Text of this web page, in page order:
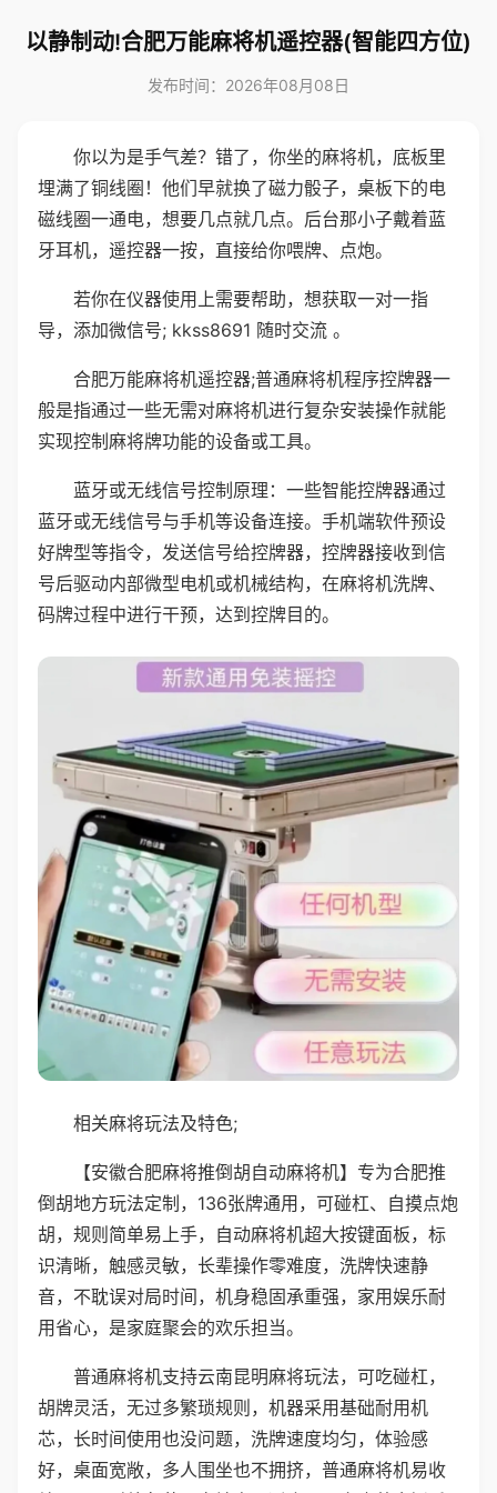
以静制动!合肥万能麻将机遥控器(智能四方位)
发布时间：2026年08月08日
你以为是手气差？错了，你坐的麻将机，底板里
埋满了铜线圈！他们早就换了磁力骰子，桌板下的电
磁线圈一通电，想要几点就几点。后台那小子戴着蓝
牙耳机，遥控器一按，直接给你喂牌、点炮。
若你在仪器使用上需要帮助，想获取一对一指
导，添加微信号; kkss8691 随时交流 。
合肥万能麻将机遥控器;普通麻将机程序控牌器一
般是指通过一些无需对麻将机进行复杂安装操作就能
实现控制麻将牌功能的设备或工具。
蓝牙或无线信号控制原理：一些智能控牌器通过
蓝牙或无线信号与手机等设备连接。手机端软件预设
好牌型等指令，发送信号给控牌器，控牌器接收到信
号后驱动内部微型电机或机械结构，在麻将机洗牌、
码牌过程中进行干预，达到控牌目的。
相关麻将玩法及特色;
【安徽合肥麻将推倒胡自动麻将机】专为合肥推
倒胡地方玩法定制，136张牌通用，可碰杠、自摸点炮
胡，规则简单易上手，自动麻将机超大按键面板，标
识清晰，触感灵敏，长辈操作零难度，洗牌快速静
音，不耽误对局时间，机身稳固承重强，家用娱乐耐
用省心，是家庭聚会的欢乐担当。
普通麻将机支持云南昆明麻将玩法，可吃碰杠，
胡牌灵活，无过多繁琐规则，机器采用基础耐用机
芯，长时间使用也没问题，洗牌速度均匀，体验感
好，桌面宽敞，多人围坐也不拥挤，普通麻将机易收